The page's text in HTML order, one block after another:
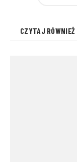
CZYTAJ RÓWNIEŻ